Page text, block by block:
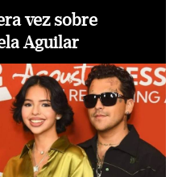
vez sobre
Aguilar